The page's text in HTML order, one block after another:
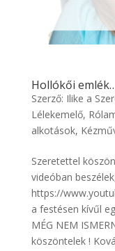
Hollókői
Szerző: Ilike a
Lélekemelő,
alkotások,
Szeretettel
videóban
https://
a festésen kívűl
MÉG NEM
köszöntelek !